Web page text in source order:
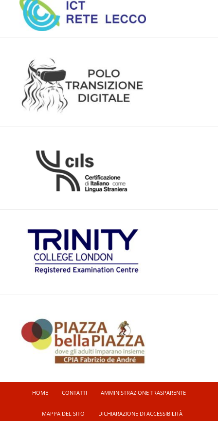
HOME CONTATTI AMMINISTRAZIONE TRASPARENTE
MAPPA DEL SITO DICHIARAZIONE DI ACCESSIBILITÀ